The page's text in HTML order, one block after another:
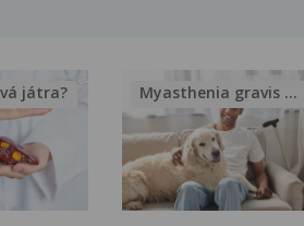
játra? Myasthenia gravis – vše, co...